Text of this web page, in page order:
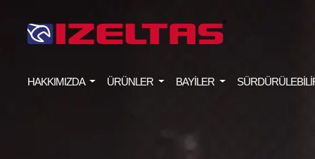
HAKKIMIZDA ÜRÜNLER BAYİLER